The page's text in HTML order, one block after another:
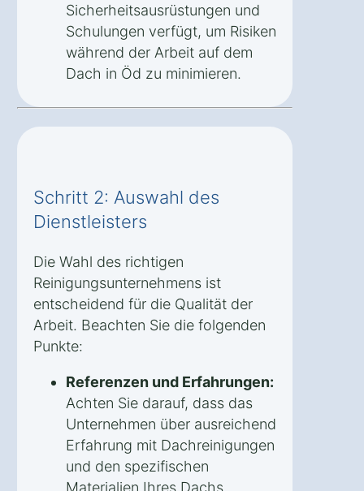
Sicherheitsausrüstungen und
Schulungen verfügt, um Risiken
während der Arbeit auf dem
Dach in Öd zu minimieren.
Schritt 2: Auswahl des
Dienstleisters
Die Wahl des richtigen
Reinigungsunternehmens ist
entscheidend für die Qualität der
Arbeit. Beachten Sie die folgenden
Punkte:
Referenzen und Erfahrungen:
Achten Sie darauf, dass das
Unternehmen über ausreichend
Erfahrung mit Dachreinigungen
und den spezifischen
Materialien Ihres Dachs